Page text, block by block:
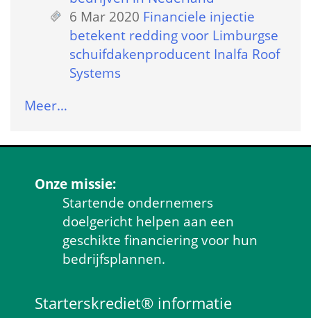
6 Mar 2020 Financiele injectie
betekent redding voor Limburgse
schuifdakenproducent Inalfa Roof
Systems
Meer…
Onze missie:
Startende ondernemers
doelgericht helpen aan een
geschikte financiering voor hun
bedrijfsplannen.
Starterskrediet® informatie